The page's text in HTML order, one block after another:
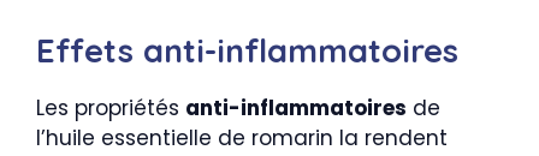
Effets anti-inflammatoires
Les propriétés anti-inflammatoires de
l’huile essentielle de romarin la rendent